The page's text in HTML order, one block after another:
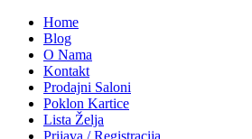
Home
Blog
O Nama
Kontakt
Prodajni Saloni
Poklon Kartice
Lista Želja
Prijava / Registracija